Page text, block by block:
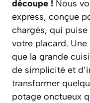
découpe ! Nous
express, conçue
chargés, qui
votre placard.
que la grande
de simplicité et
transformer
potage onctueux